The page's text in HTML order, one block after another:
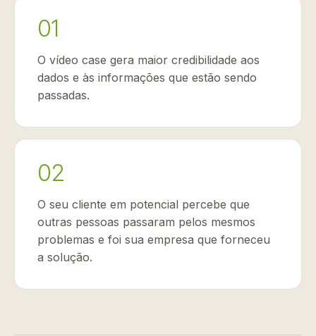
01
O vídeo case gera maior credibilidade aos
dados e às informações que estão sendo
passadas.
02
O seu cliente em potencial percebe que
outras pessoas passaram pelos mesmos
problemas e foi sua empresa que forneceu
a solução.